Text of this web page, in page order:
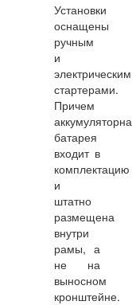
Установки
оснащены
ручным
и
электрическим
стартерами.
Причем
батарея
входит в
комплектацию
и
штатно
размещена
внутри
рамы, а
не на
выносном
кронштейне.